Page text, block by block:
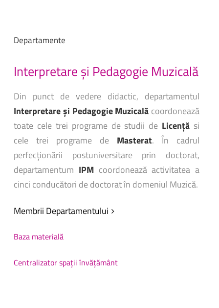
Departamente
Interpretare și Pedagogie Muzicală
Din punct de vedere didactic, departamentul
Interpretare și Pedagogie Muzicală coordonează
toate cele trei programe de studii de Licență si
cele trei programe de Masterat. În cadrul
perfecționării postuniversitare prin doctorat,
departamentum IPM coordonează activitatea a
cinci conducători de doctorat în domeniul Muzică.
Membrii Departamentului
Baza materială
Centralizator spații învățământ